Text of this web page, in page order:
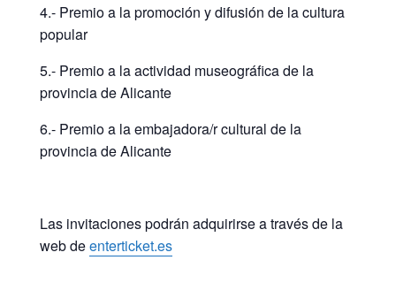
4.- Premio a la promoción y difusión de la cultura
popular
5.- Premio a la actividad museográfica de la
provincia de Alicante
6.- Premio a la embajadora/r cultural de la
provincia de Alicante
Las invitaciones podrán adquirirse a través de la
web deenterticket.es